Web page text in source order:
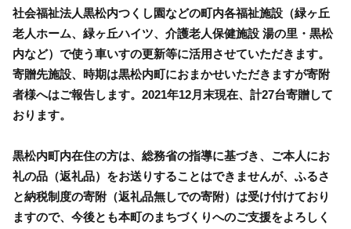
社会福祉法人黒松内つくし園などの町内各福祉施設（緑ヶ丘
老人ホーム、緑ヶ丘ハイツ、介護老人保健施設 湯の里・黒松
内など）で使う車いすの更新等に活用させていただきます。
寄贈先施設、時期は黒松内町におまかせいただきますが寄附
者様へはご報告します。2021年12月末現在、計27台寄贈して
おります。
黒松内町内在住の方は、総務省の指導に基づき、ご本人にお
礼の品（返礼品）をお送りすることはできませんが、ふるさ
と納税制度の寄附（返礼品無しでの寄附）は受け付けており
ますので、今後とも本町のまちづくりへのご支援をよろしく